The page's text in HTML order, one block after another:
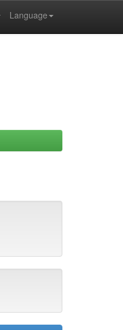
Language